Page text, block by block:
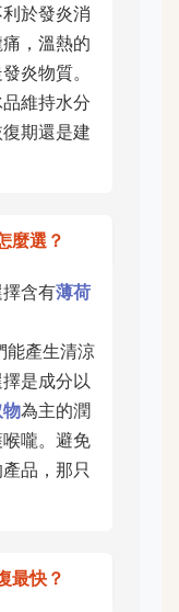
於發炎消
，溫熱的
炎物質。
維持水分
期還是建
麼選？
含有薄荷
能產生清涼
是成分以
為主的潤
嚨。避免
品，那只
最快？